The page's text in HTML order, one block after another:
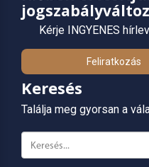
Kérje INGYENES
Feliratkozás
Keresés
Találja meg gyorsan a